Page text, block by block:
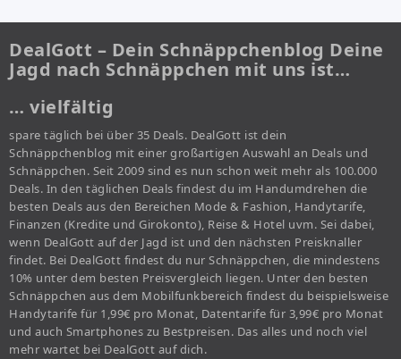
DealGott – Dein Schnäppchenblog Deine
Jagd nach Schnäppchen mit uns ist…
… vielfältig
spare täglich bei über 35 Deals. DealGott ist dein
Schnäppchenblog mit einer großartigen Auswahl an Deals und
Schnäppchen. Seit 2009 sind es nun schon weit mehr als 100.000
Deals. In den täglichen Deals findest du im Handumdrehen die
besten Deals aus den Bereichen Mode & Fashion, Handytarife,
Finanzen (Kredite und Girokonto), Reise & Hotel uvm. Sei dabei,
wenn DealGott auf der Jagd ist und den nächsten Preisknaller
findet. Bei DealGott findest du nur Schnäppchen, die mindestens
10% unter dem besten Preisvergleich liegen. Unter den besten
Schnäppchen aus dem Mobilfunkbereich findest du beispielsweise
Handytarife für 1,99€ pro Monat, Datentarife für 3,99€ pro Monat
und auch Smartphones zu Bestpreisen. Das alles und noch viel
mehr wartet bei DealGott auf dich.